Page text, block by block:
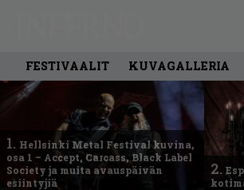
FESTIVAALIT KUVAGALLERIA
1. Hellsinki Metal Festival kuvina,
osa 1 – Accept, Carcass, Black Label
Society ja muita avauspäivän
esiintyjiä
2.